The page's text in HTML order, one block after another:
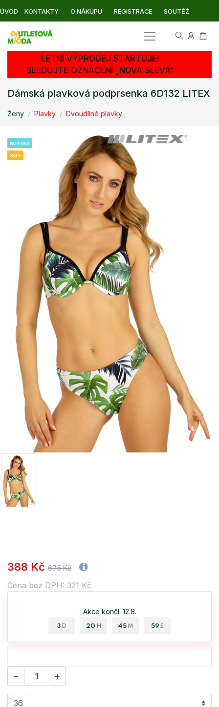
ÚVOD KONTAKTY O NÁKUPU REGISTRACE SOUTĚŽ
LETNÍ VÝPRODEJ STARTUJE!
SLEDUJTE OZNAČENÍ „NOVÁ SLEVA“
Dámská plavková podprsenka 6D132 LITEX
Ženy Plavky Dvoudílné plavky
NOVINKA
SALE
388 Kč 675 Kč
Cena bez DPH: 321 Kč
Akce končí: 12.8.
3 D 20 H 45 M 59 S